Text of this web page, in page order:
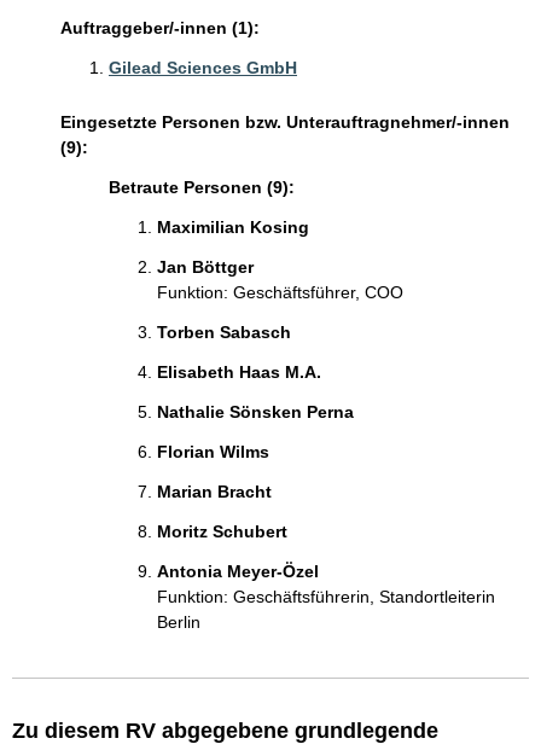
Auftraggeber/-innen (1):
Gilead Sciences GmbH
Eingesetzte Personen bzw. Unterauftragnehmer/-innen
(9):
Betraute Personen (9):
Maximilian Kosing
Jan Böttger
Funktion: Geschäftsführer, COO
Torben Sabasch
Elisabeth Haas M.A.
Nathalie Sönsken Perna
Florian Wilms
Marian Bracht
Moritz Schubert
Antonia Meyer-Özel
Funktion: Geschäftsführerin, Standortleiterin
Berlin
Zu diesem RV abgegebene grundlegende